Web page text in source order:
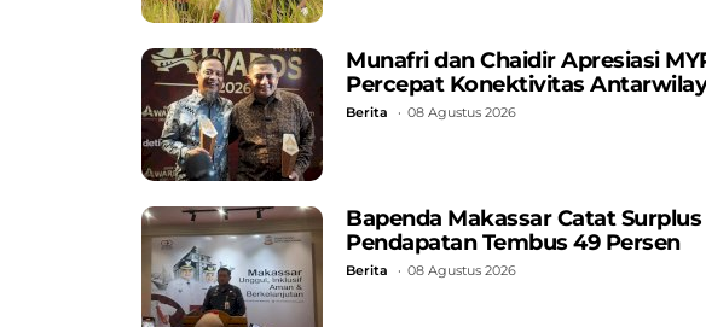
Munafri dan Chaidir Apresiasi
Percepat Konektivitas
Berita 08 Agustus 2026
Bapenda Makassar Catat Surplus
Pendapatan Tembus 49 Persen
Berita 08 Agustus 2026